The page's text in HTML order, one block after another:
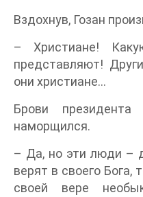
Вздохнув, Гозан
– Христиане!
представляют!
они христиане...
Брови президента
наморщился.
– Да, но эти люди –
верят в своего Бога,
своей вере